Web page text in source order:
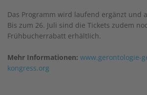
Das Programm wird laufend ergänzt und
Bis zum 26. Juli sind die Tickets zudem
Frühbucherrabatt erhältlich.
Mehr Informationen: www.gerontologie-
kongress.org